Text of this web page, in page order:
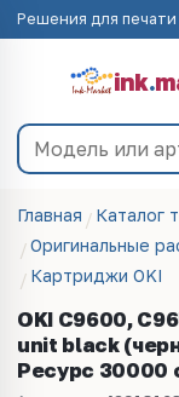
Решения для печати
ink.
Главная
Каталог
Оригинальные
Картриджи OKI
OKI C9600,
unit black
Ресурс 30000